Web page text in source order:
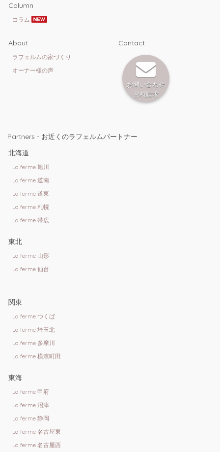
Column
コラム
About
ラフェルムの家づくり
オーナー様の声
Contact
お問い合わせ
資料請求
Partners - お近くのラフェルムパートナー
北海道
La ferme 旭川
La ferme 道南
La ferme 道東
La ferme 札幌
La ferme 帯広
東北
La ferme 山形
La ferme 仙台
関東
La ferme つくば
La ferme 埼玉北
La ferme 多摩川
La ferme 横濱町田
東海
La ferme 甲府
La ferme 沼津
La ferme 静岡
La ferme 名古屋東
La ferme 名古屋西